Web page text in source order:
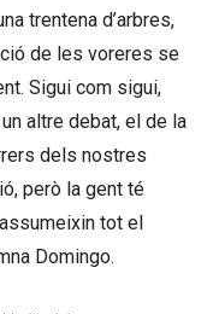
trentena d’arbres,
de les voreres se
Sigui com sigui,
altre debat, el de la
dels nostres
però la gent té
tot el
Domingo.